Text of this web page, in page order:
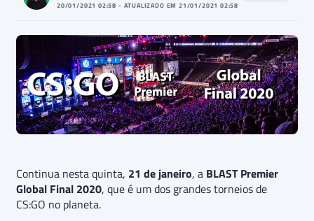
20/01/2021 02:58 - ATUALIZADO EM 21/01/2021 02:58
Continua nesta quinta, 21 de janeiro, a BLAST Premier
Global Final 2020, que é um dos grandes torneios de
CS:GO no planeta.